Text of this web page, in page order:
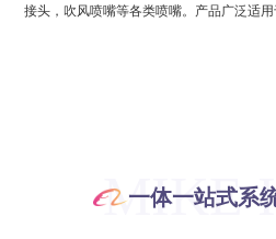
接头，吹风喷嘴等各类喷嘴。产品广泛适
企业生命、一直是海发的经营理念。 诚信
MIKE
一体一站式系